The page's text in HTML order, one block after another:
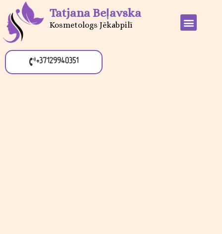
Tatjana Beļavska
Kosmetologs Jēkabpilī
+37129940351